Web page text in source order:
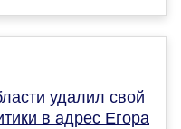
удалил свой
в адрес Егора